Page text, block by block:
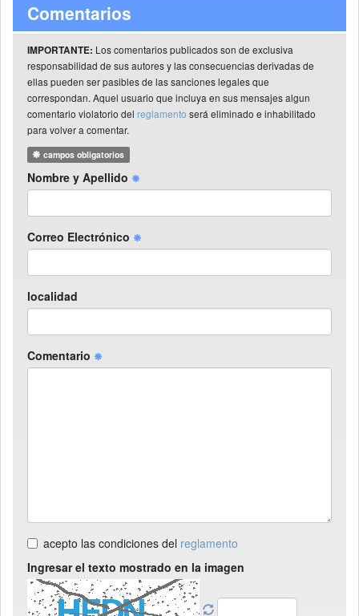
Comentarios
IMPORTANTE: Los comentarios publicados son de exclusiva
responsabilidad de sus autores y las consecuencias derivadas de
ellas pueden ser pasibles de las sanciones legales que
correspondan. Aquel usuario que incluya en sus mensajes algun
comentario violatorio del reglamento será eliminado e inhabilitado
para volver a comentar.
campos obligatorios
Nombre y Apellido
Correo Electrónico
localidad
Comentario
acepto las condiciones del reglamento
Ingresar el texto mostrado en la imagen